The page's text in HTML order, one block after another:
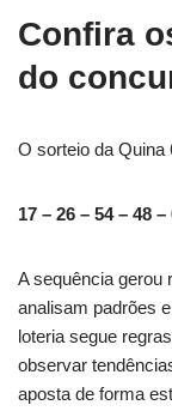
Confira
do
O sorteio da Quina
17 – 26 – 54 – 48 –
A sequência gerou
analisam padrões
loteria segue
observar
aposta de forma